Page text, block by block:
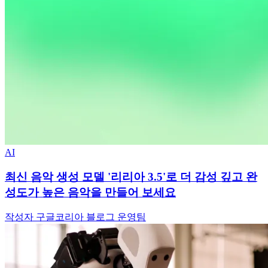
AI
최신 음악 생성 모델 '리리아 3.5'로 더 감성 깊고 완
성도가 높은 음악을 만들어 보세요
작성자 구글코리아 블로그 운영팀